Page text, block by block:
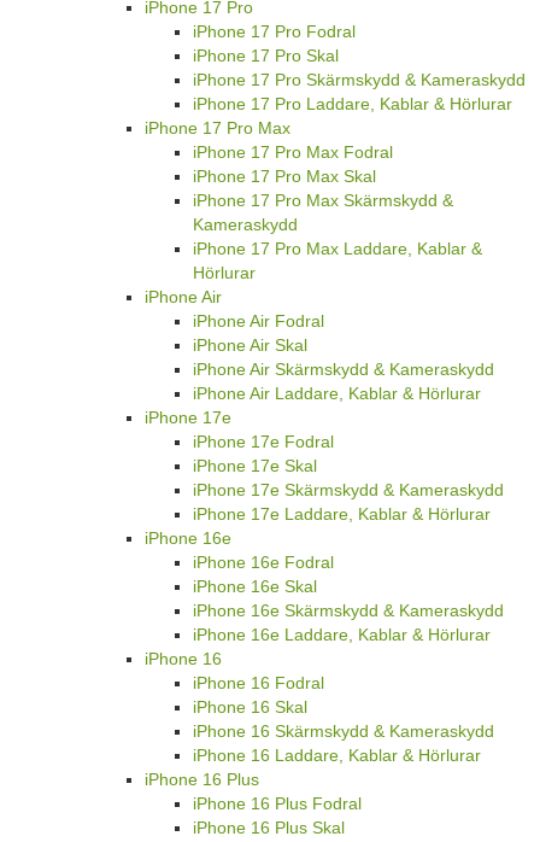
iPhone 17 Pro
iPhone 17 Pro Fodral
iPhone 17 Pro Skal
iPhone 17 Pro Skärmskydd & Kameraskydd
iPhone 17 Pro Laddare, Kablar & Hörlurar
iPhone 17 Pro Max
iPhone 17 Pro Max Fodral
iPhone 17 Pro Max Skal
iPhone 17 Pro Max Skärmskydd &
Kameraskydd
iPhone 17 Pro Max Laddare, Kablar &
Hörlurar
iPhone Air
iPhone Air Fodral
iPhone Air Skal
iPhone Air Skärmskydd & Kameraskydd
iPhone Air Laddare, Kablar & Hörlurar
iPhone 17e
iPhone 17e Fodral
iPhone 17e Skal
iPhone 17e Skärmskydd & Kameraskydd
iPhone 17e Laddare, Kablar & Hörlurar
iPhone 16e
iPhone 16e Fodral
iPhone 16e Skal
iPhone 16e Skärmskydd & Kameraskydd
iPhone 16e Laddare, Kablar & Hörlurar
iPhone 16
iPhone 16 Fodral
iPhone 16 Skal
iPhone 16 Skärmskydd & Kameraskydd
iPhone 16 Laddare, Kablar & Hörlurar
iPhone 16 Plus
iPhone 16 Plus Fodral
iPhone 16 Plus Skal